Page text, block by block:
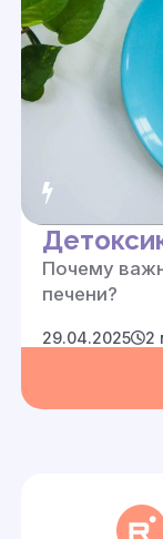
Почему
печени?
29.04.2025 2